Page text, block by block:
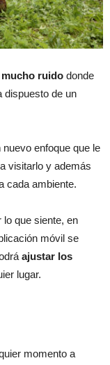
ruido donde
dispuesto de un
nuevo enfoque que le
visitarlo y además
cada ambiente.
lo que siente, en
móvil se
ajustar los
lugar.
momento a